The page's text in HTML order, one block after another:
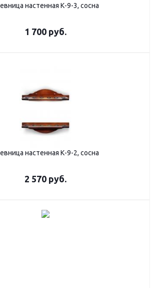
настенная К-9-3, сосна
1 700 руб.
настенная К-9-2, сосна
2 570 руб.